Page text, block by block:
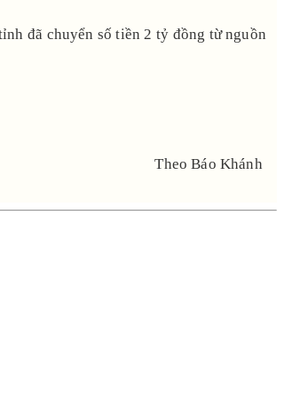
đã chuyển số tiền 2 tỷ đồng từ nguồn
Theo Báo Khánh